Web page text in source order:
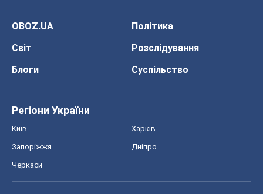
OBOZ.UA
Політика
Світ
Розслідування
Блоги
Суспільство
Регіони України
Київ Харків
Запоріжжя Дніпро
Черкаси